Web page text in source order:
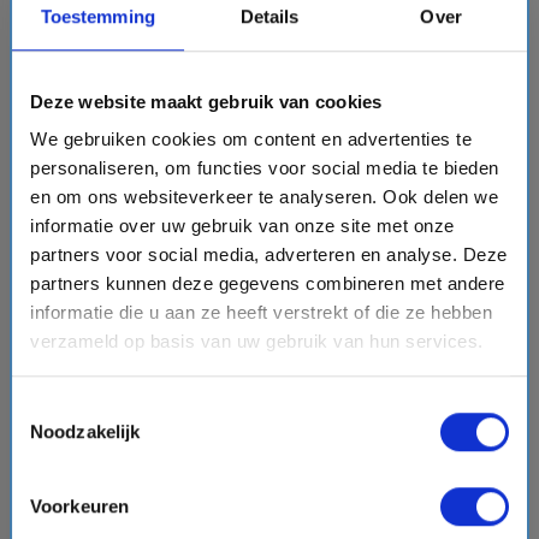
Toestemming Details Over
Deze website maakt gebruik van cookies
We gebruiken cookies om content en advertenties te
personaliseren, om functies voor social media te bieden
en om ons websiteverkeer te analyseren. Ook delen we
informatie over uw gebruik van onze site met onze
partners voor social media, adverteren en analyse. Deze
partners kunnen deze gegevens combineren met andere
informatie die u aan ze heeft verstrekt of die ze hebben
verzameld op basis van uw gebruik van hun services.
Noodzakelijk
Voorkeuren
8 daagse Noord-Amerika cruise met de Oceania
Riviera
Oceania Cruises
eventvan: 22-07-2027 - Tot: 29-07-2027
Sitka, Dag op Zee, Victoria (Canada), Seattle